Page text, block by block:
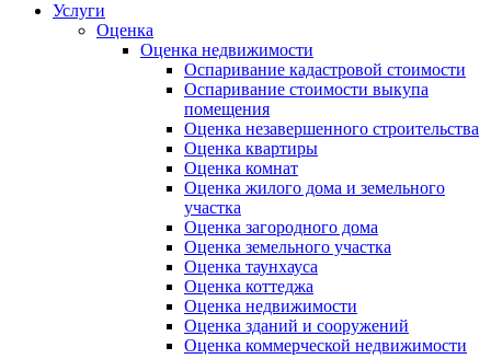
Услуги
Оценка
Оценка недвижимости
Оспаривание кадастровой стоимости
Оспаривание стоимости выкупа
помещения
Оценка незавершенного строительства
Оценка квартиры
Оценка комнат
Оценка жилого дома и земельного
участка
Оценка загородного дома
Оценка земельного участка
Оценка таунхауса
Оценка коттеджа
Оценка недвижимости
Оценка зданий и сооружений
Оценка коммерческой недвижимости